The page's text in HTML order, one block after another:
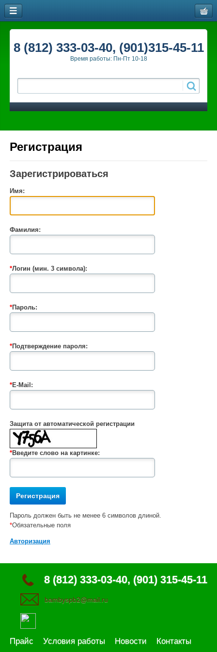
8 (812) 333-03-40, (901)315-45-11
Время работы: Пн-Пт 10-18
Регистрация
Зарегистрироваться
Имя:
Фамилия:
*Логин (мин. 3 символа):
*Пароль:
*Подтверждение пароля:
*E-Mail:
Защита от автоматической регистрации
*Введите слово на картинке:
Пароль должен быть не менее 6 символов длиной.
*Обязательные поля
Авторизация
8 (812) 333-03-40, (901) 315-45-11
bambyspb2@mail.ru
Прайс Условия работы Новости Контакты